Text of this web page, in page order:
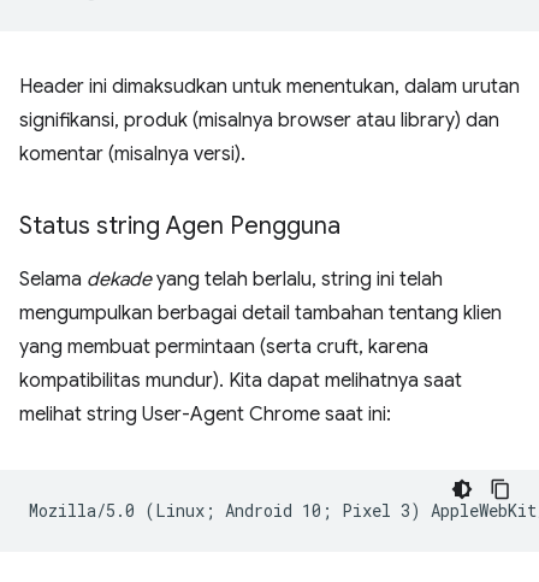
Header ini dimaksudkan untuk menentukan, dalam urutan
signifikansi, produk (misalnya browser atau library) dan
komentar (misalnya versi).
Status string Agen Pengguna
Selama dekadeyang telah berlalu, string ini telah
mengumpulkan berbagai detail tambahan tentang klien
yang membuat permintaan (serta cruft, karena
kompatibilitas mundur). Kita dapat melihatnya saat
melihat string User-Agent Chrome saat ini: